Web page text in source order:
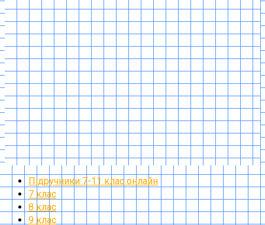
Підручники 7-11 клас онлайн
7 клас
8 клас
9 клас